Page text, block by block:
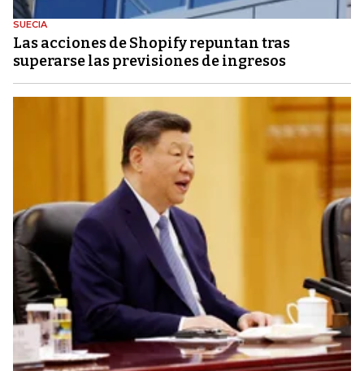
SUECIA
Las acciones de Shopify repuntan tras
superarse las previsiones de ingresos